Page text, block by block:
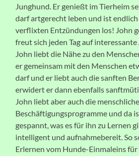
Junghund. Er genießt im Tierheim
darf artgerecht leben und ist endlich
verflixten Entzündungen los! John
freut sich jeden Tag auf
John liebt die Nähe zu den
er gemeinsam mit den Menschen
darf und er liebt auch die sanften
erwidert er dann ebenfalls
John liebt aber auch die
Beschäftigungsprogramme und da
gespannt, was es für ihn zu Lernen
intelligent und aufnahmebereit. So
Erlernen vom Hunde-Einmaleins